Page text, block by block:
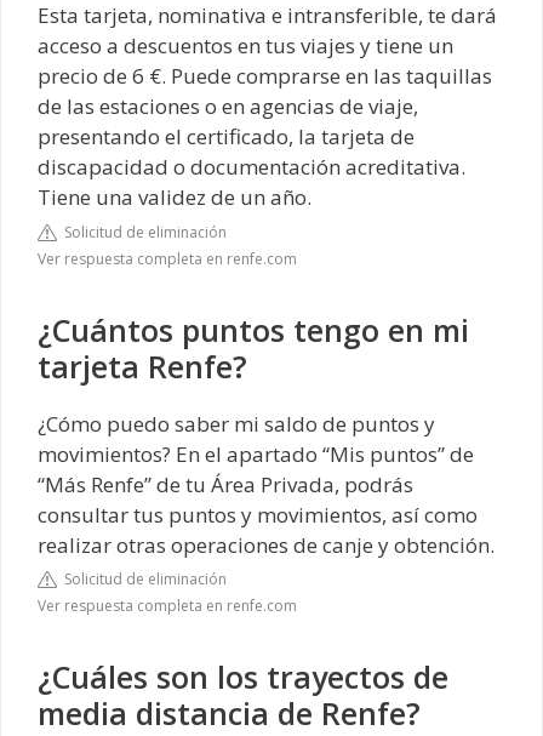
Esta tarjeta, nominativa e intransferible, te dará
acceso a descuentos en tus viajes y tiene un
precio de 6 €. Puede comprarse en las taquillas
de las estaciones o en agencias de viaje,
presentando el certificado, la tarjeta de
discapacidad o documentación acreditativa.
Tiene una validez de un año.
Solicitud de eliminación
Ver respuesta completa en renfe.com
¿Cuántos puntos tengo en mi
tarjeta Renfe?
¿Cómo puedo saber mi saldo de puntos y
movimientos? En el apartado “Mis puntos” de
“Más Renfe” de tu Área Privada, podrás
consultar tus puntos y movimientos, así como
realizar otras operaciones de canje y obtención.
Solicitud de eliminación
Ver respuesta completa en renfe.com
¿Cuáles son los trayectos de
media distancia de Renfe?